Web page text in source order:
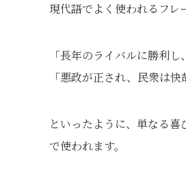
現代語でよく使われるフレ
「長年のライバルに勝利し
「悪政が正され、民衆は快
といったように、単なる
で使われます。